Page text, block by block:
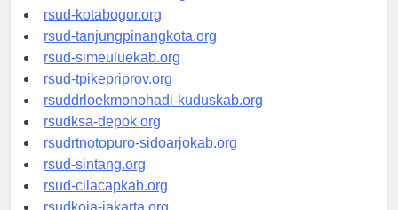
rsud-kotamakassar.org
rsud-kotabogor.org
rsud-tanjungpinangkota.org
rsud-simeuluekab.org
rsud-tpikepriprov.org
rsuddrloekmonohadi-kuduskab.org
rsudksa-depok.org
rsudrtnotopuro-sidoarjokab.org
rsud-sintang.org
rsud-cilacapkab.org